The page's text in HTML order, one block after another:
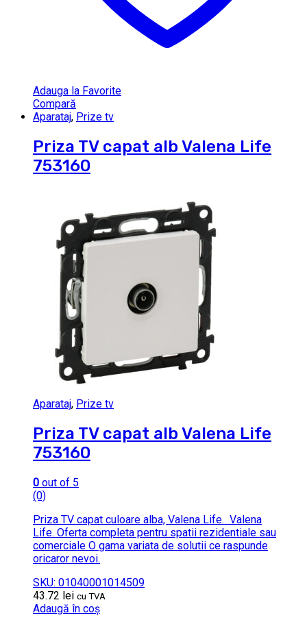
Adauga la Favorite
Compară
Aparataj, Prize tv
Priza TV capat alb Valena Life
753160
Aparataj, Prize tv
Priza TV capat alb Valena Life
753160
0 out of 5
(0)
Priza TV capat culoare alba, Valena Life. Valena
Life. Oferta completa pentru spatii rezidentiale sau
comerciale O gama variata de solutii ce raspunde
oricaror nevoi.
SKU: 01040001014509
43.72 lei cu TVA
Adaugă în coș